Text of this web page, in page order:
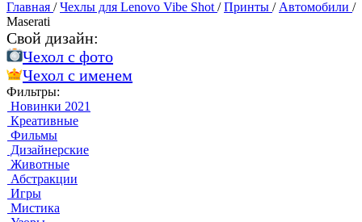
Главная / Чехлы для Lenovo Vibe Shot / Принты / Автомобили /
Maserati
Свой дизайн:
Чехол c фото
Чехол c именем
Фильтры:
Новинки 2021
Креативные
Фильмы
Дизайнерские
Животные
Абстракции
Игры
Мистика